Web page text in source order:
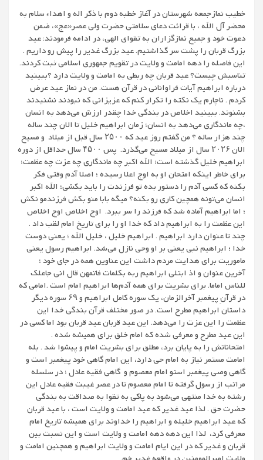
خطیب نمازجمعه شهرستان در آغاز خطبه دوم با ذکر اله و اهداء سلام به
محضر آل الله ، با قرائت دعای سلامتی حضرت ولی عصر«عج»، ضمن
دعوت خود و جمیع نمازگزاران به تقوای الهی، در ادامه فرمودند: عید
بزرگ قربان را پشت سر گذاشتیم. عید بزرگ غدیر را پیش رو داریم .
این فاصله را دهه امامت و ولایت در تقویم جمهوری اسلامی ثبت کردند.
تناسبش چیست؟ عید قربان چه ربطی به امامت و ولایت دارد ؟ببینید
درباره ابراهیم آیات فراوانانی در قرآن هست. من در نماز عید عرض
کردم . ناچارم یک نکته را تکرار کنم که عزیزانی که نبودند نشنیدند
بشنوند. ببینید اخلاص در بندگی خدا چقدر ارزش می‌دهد به انسان
،چه ماندگاری می‌دهد به انسان؛ زمان ابراهیم خلیل تا الان چند ساله
چند هزار ساله ؟ من گفتم روز عید که ۲۵۰۰ سال قبل از میلاد و مسیح
الان ۲۰۲۶ سال از میلاد مسیح می‌گذرد. پس ۴۵۰۰ سال حداقل از دوره
ابراهیم خلیل گذشته است؛ الله اکبر چه ماندگاری چه عزت چه عظمت؛
برای خاطر اینکه امتحان او به اوج اعلا رسیده ؛ اصلا آدم وقتی فکر
بکنه که کسی آدم را دستور بده تو فرزندت را باید بکشی؛ الله اکبر
انسان می‌تونه همچین کاری رو بکنه؟ میگه بابا منو بکش فرزندمو نکش
؛ اما ابراهیم آماده شد که فرزند را سر ببرد. اوج اخلاص اوج اخلاص
این عظمت را به ابراهیم داد که خدا او را برای تاریخ امام لقب داد .
چند تا عنوان دارد ابراهیم . ابراهیم خلیل ، خلیل الله ؛ یعنی دوست
خدا ؛ ابراهیم نبی یعنی بر او وحی نازل می‌شد. ابراهیم رسول یعنی
ماموریت برای هدایت مردم داشت این عناوین همه در جای خود ؛
آخرین عنوان و اذ ابتلی ابراهیم ربه بکلمات فاتمهن قال انی جاعلک
للناس اماما. برای بشریت برای همه آدم‌ها ابراهیم امام است .امامی که
در قرآنِ پیغمبر آخرالزمان، یک سوره کامل ابراهیم و ۶۹ سوره دیگر
داستان ابراهیم مطرح است. در صور مختلف قرآن بندگی خدا این
عظمت را این عزت را می‌دهد. این عید قربان عید قربان بود اما کسی در
این عید مطرح و معرفی شده که امام خلق برای همیشه شده .
امتحاناتش را به پایان برد، مطلق برای بشریت امام و پیشوا شد . بله
امامت مستمر نیاز به امام حی دارد، این امام گاهی خود پیغمبر است و
گاهی وصی پیغمبر استو امام معصوم و گاهی فقیه عادل ؛ در سلسله
مراتب از رسول گرفته تا امام معصوم تا در عصر غیبت فقیه عادل این
رشته به خدا منتهی می‌شود به پاکی به تقوا به صداقت به بندگی
حضرت حق . لذا عید غدیر که عید امامت و ولایت است ، با عید قربان
که عید ابراهیم خلیله و ابراهیم را خداوند برای همیشه تاریخ امام
معرفی کرد، لذا این دهه دهه امامت و ولایت است و این نسبت بین
قربان و غدیر که در این ایام امامت و ولایت ابراهیم و همچنین امامت و